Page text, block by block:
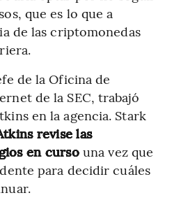
que es lo que a
de las criptomonedas
de la Oficina de
de la SEC, trabajó
en la agencia. Stark
revise las
en cursouna vez que
para decidir cuáles